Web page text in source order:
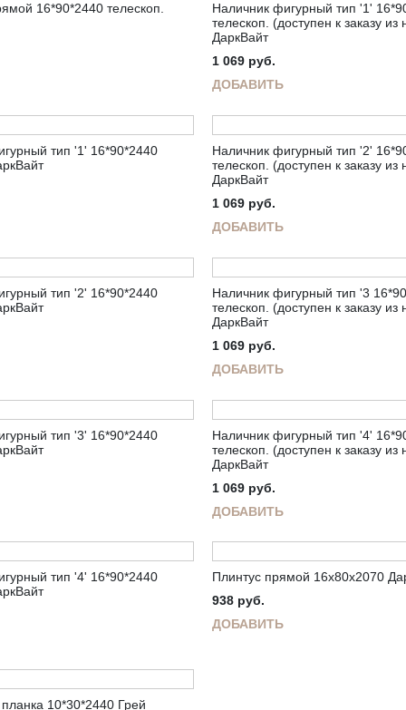
16*90*2440 телескоп.
Наличник фигурный тип '1'
телескоп. (доступен к заказу из
ДаркВайт
1 069 руб.
ДОБАВИТЬ
тип '1' 16*90*2440
Наличник фигурный тип '2'
телескоп. (доступен к заказу из
ДаркВайт
1 069 руб.
ДОБАВИТЬ
тип '2' 16*90*2440
Наличник фигурный тип '3
телескоп. (доступен к заказу из
ДаркВайт
1 069 руб.
ДОБАВИТЬ
тип '3' 16*90*2440
Наличник фигурный тип '4'
телескоп. (доступен к заказу из
ДаркВайт
1 069 руб.
ДОБАВИТЬ
тип '4' 16*90*2440
Плинтус прямой 16х80х2070
938 руб.
ДОБАВИТЬ
10*30*2440 Грей